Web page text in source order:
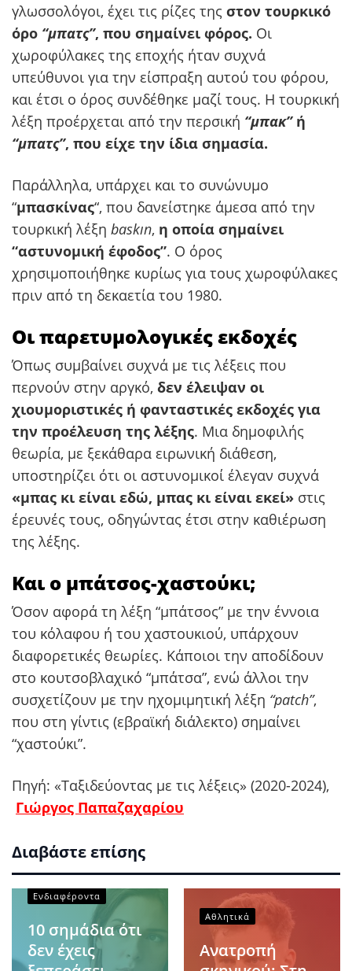
γλωσσολόγοι, έχει τις ρίζες της στον τουρκικό
όρο “μπατς”, που σημαίνει φόρος. Οι
χωροφύλακες της εποχής ήταν συχνά
υπεύθυνοι για την είσπραξη αυτού του φόρου,
και έτσι ο όρος συνδέθηκε μαζί τους. Η τουρκική
λέξη προέρχεται από την περσική “μπακ”ή
“μπατς”, που είχε την ίδια σημασία.
Παράλληλα, υπάρχει και το συνώνυμο
“μπασκίνας“, που δανείστηκε άμεσα από την
τουρκική λέξη baskın, η οποία σημαίνει
“αστυνομική έφοδος”. Ο όρος
χρησιμοποιήθηκε κυρίως για τους χωροφύλακες
πριν από τη δεκαετία του 1980.
Οι παρετυμολογικές εκδοχές
Όπως συμβαίνει συχνά με τις λέξεις που
περνούν στην αργκό, δεν έλειψαν οι
χιουμοριστικές ή φανταστικές εκδοχές για
την προέλευση της λέξης. Μια δημοφιλής
θεωρία, με ξεκάθαρα ειρωνική διάθεση,
υποστηρίζει ότι οι αστυνομικοί έλεγαν συχνά
«μπας κι είναι εδώ, μπας κι είναι εκεί» στις
έρευνές τους, οδηγώντας έτσι στην καθιέρωση
της λέξης.
Και ο μπάτσος-χαστούκι;
Όσον αφορά τη λέξη “μπάτσος” με την έννοια
του κόλαφου ή του χαστουκιού, υπάρχουν
διαφορετικές θεωρίες. Κάποιοι την αποδίδουν
στο κουτσοβλαχικό “μπάτσα”, ενώ άλλοι την
συσχετίζουν με την ηχομιμητική λέξη “patch”,
που στη γίντις (εβραϊκή διάλεκτο) σημαίνει
“χαστούκι”.
Πηγή: «Ταξιδεύοντας με τις λέξεις» (2020-2024),
Γιώργος Παπαζαχαρίου
Διαβάστε επίσης
Ενδιαφέροντα
10 σημάδια ότι
δεν έχεις
Αθλητικά
Ανατροπή